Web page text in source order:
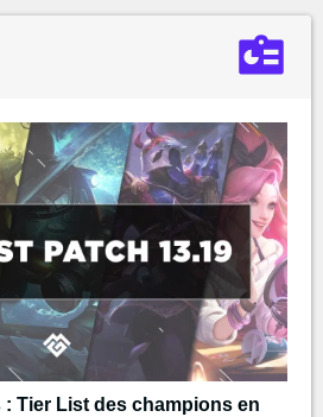
: Tier List des champions en